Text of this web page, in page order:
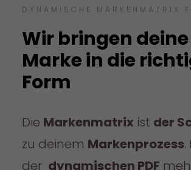
DYNAMISCHE MARKENMATRIX
Wir bringen deine
Marke in die
Form
Die Markenmatrixist der
zu deinem Markenprozess.
der dynamischen PDF